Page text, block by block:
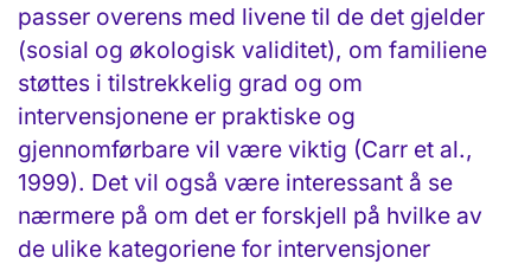
passer overens med livene til de det gjelder
(sosial og økologisk validitet), om familiene
støttes i tilstrekkelig grad og om
intervensjonene er praktiske og
gjennomførbare vil være viktig (Carr et al.,
1999). Det vil også være interessant å se
nærmere på om det er forskjell på hvilke av
de ulike kategoriene for intervensjoner